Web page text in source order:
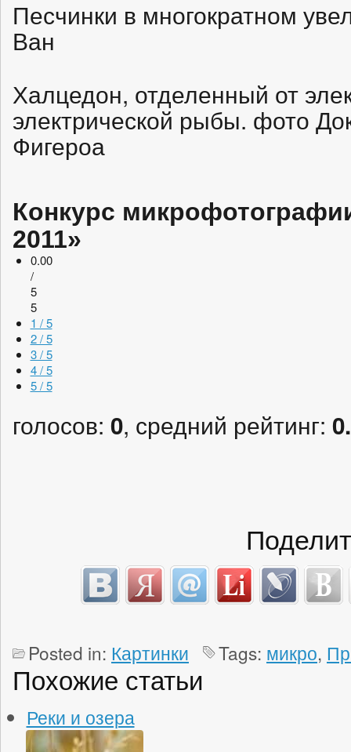
Песчинки в многократном
Ван
Халцедон, отделенный от
электрической рыбы. фото
Фигероа
Конкурс
2011»
0.00
/
5
5
1 / 5
2 / 5
3 / 5
4 / 5
5 / 5
голосов: 0, средний рейтинг:
Posted in: Картинки Tags: микро,
Похожие статьи
Реки и озера